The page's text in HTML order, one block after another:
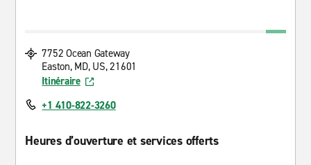
7752 Ocean Gateway
Easton, MD, US, 21601
Itinéraire
+1 410-822-3260
Heures d’ouverture et services offerts